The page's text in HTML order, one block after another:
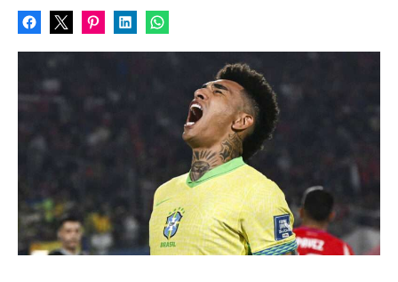
s
t